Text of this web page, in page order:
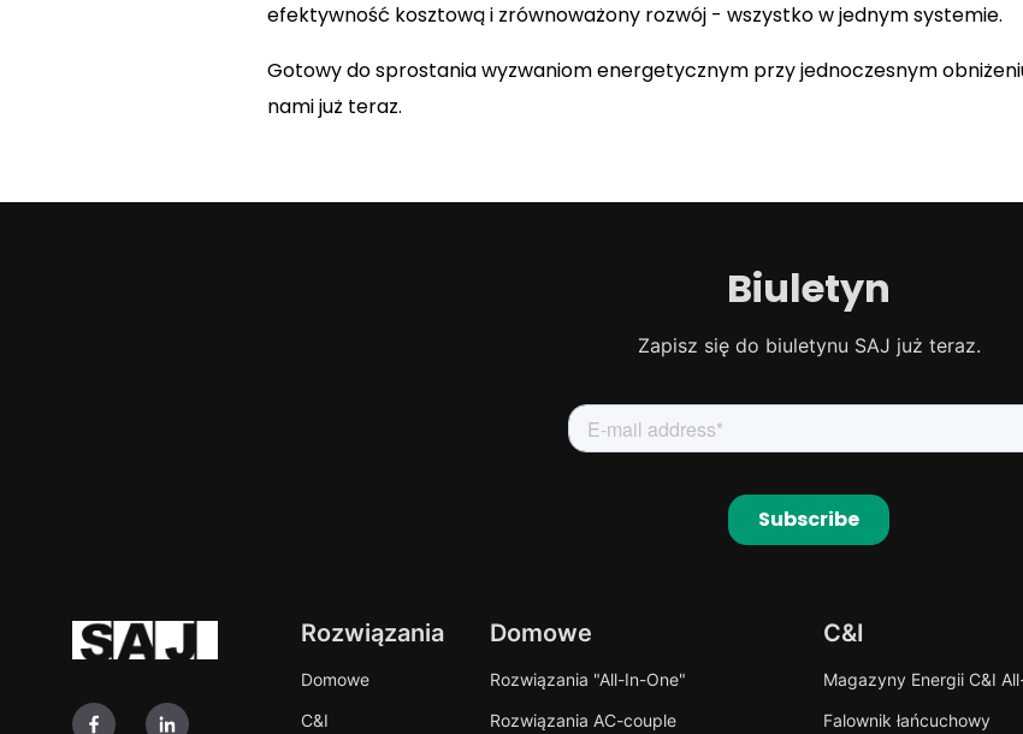
efektywność kosztową i zrównoważony rozwój - wszystko w jednym systemie.
Gotowy do sprostania wyzwaniom energetycznym przy jednoczesnym
nami już teraz.
Biuletyn
Zapisz się do biuletynu SAJ już teraz.
Rozwiązania
Domowe
C&I
Domowe
Rozwiązania "All-In-One"
Rozwiązania AC-couple
C&I
Magazyny Energii C&I
Falownik łańcuchowy